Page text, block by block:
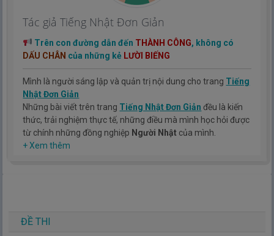
Tác giả Tiếng Nhật Đơn Giản
Trên con đường dẫn đến THÀNH CÔNG, không có
DẤU CHÂN của những kẻ LƯỜI BIẾNG
Mình là người sáng lập và quản trị nội dung cho trang Tiếng
Nhật Đơn Giản
Những bài viết trên trang Tiếng Nhật Đơn Giản đều là kiến
thức, trải nghiệm thực tế, những điều mà mình học hỏi được
từ chính những đồng nghiệp Người Nhật của mình.
Hy vọng rằng kinh nghiệm mà mình có được sẽ giúp các bạn
+ Xem thêm
ĐỀ THI